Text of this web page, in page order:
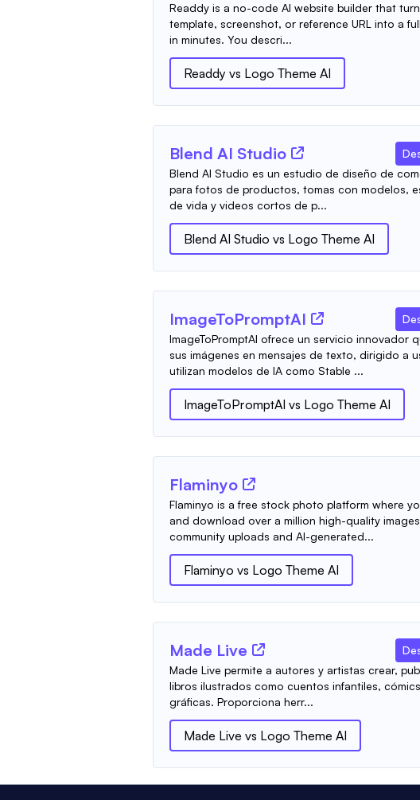
Readdy is a no-code AI website builder that
template, screenshot, or reference URL into a
in minutes. You descri...
Readdy vs Logo Theme AI
Blend AI Studio
Blend AI Studio es un estudio de diseño de
para fotos de productos, tomas con modelos,
de vida y videos cortos de p...
Blend AI Studio vs Logo Theme AI
ImageToPromptAI
ImageToPromptAI ofrece un servicio innovador
sus imágenes en mensajes de texto, dirigido a
utilizan modelos de IA como Stable ...
ImageToPromptAI vs Logo Theme AI
Flaminyo
Flaminyo is a free stock photo platform where
and download over a million high-quality
community uploads and AI-generated...
Flaminyo vs Logo Theme AI
Made Live
Made Live permite a autores y artistas crear,
libros ilustrados como cuentos infantiles,
gráficas. Proporciona herr...
Made Live vs Logo Theme AI